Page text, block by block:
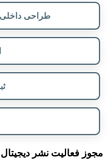
طراحی داخلی
ثبت
فعالیت نشر دیجیتال